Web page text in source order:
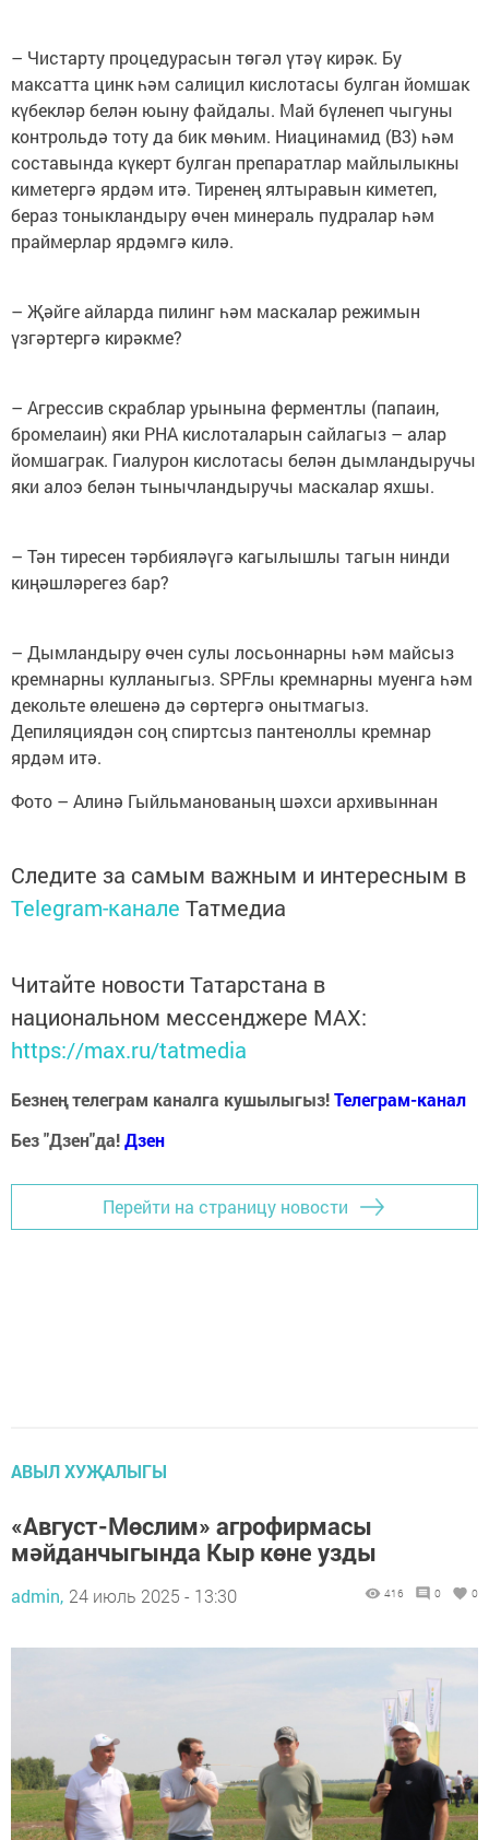
– Чистарту процедурасын төгәл үтәү кирәк. Бу
максатта цинк һәм салицил кислотасы булган йомшак
күбекләр белән юыну файдалы. Май бүленеп чыгуны
контрольдә тоту да бик мөһим. Ниацинамид (B3) һәм
составында күкерт булган препаратлар майлылыкны
киметергә ярдәм итә. Тиренең ялтыравын киметеп,
бераз тоныкландыру өчен минераль пудралар һәм
праймерлар ярдәмгә килә.
– Җәйге айларда пилинг һәм маскалар режимын
үзгәртергә кирәкме?
– Агрессив скраблар урынына ферментлы (папаин,
бромелаин) яки PHA кислоталарын сайлагыз – алар
йомшаграк. Гиалурон кислотасы белән дымландыручы
яки алоэ белән тынычландыручы маскалар яхшы.
– Тән тиресен тәрбияләүгә кагылышлы тагын нинди
киңәшләрегез бар?
– Дымландыру өчен сулы лосьоннарны һәм майсыз
кремнарны кулланыгыз. SPFлы кремнарны муенга һәм
декольте өлешенә дә сөртергә онытмагыз.
Депиляциядән соң спиртсыз пантеноллы кремнар
ярдәм итә.
Фото – Алинә Гыйльманованың шәхси архивыннан
Следите за самым важным и интересным в
Telegram-канале Татмедиа
Читайте новости Татарстана в
национальном мессенджере MАХ:
https://max.ru/tatmedia
Безнең телеграм каналга кушылыгыз!Телеграм-канал
Без "Дзен"да!Дзен
Перейти на страницу новости
АВЫЛ ХУҖАЛЫГЫ
«Август-Мөслим» агрофирмасы
мәйданчыгында Кыр көне узды
admin, 24 июль 2025 - 13:30 416 0 0